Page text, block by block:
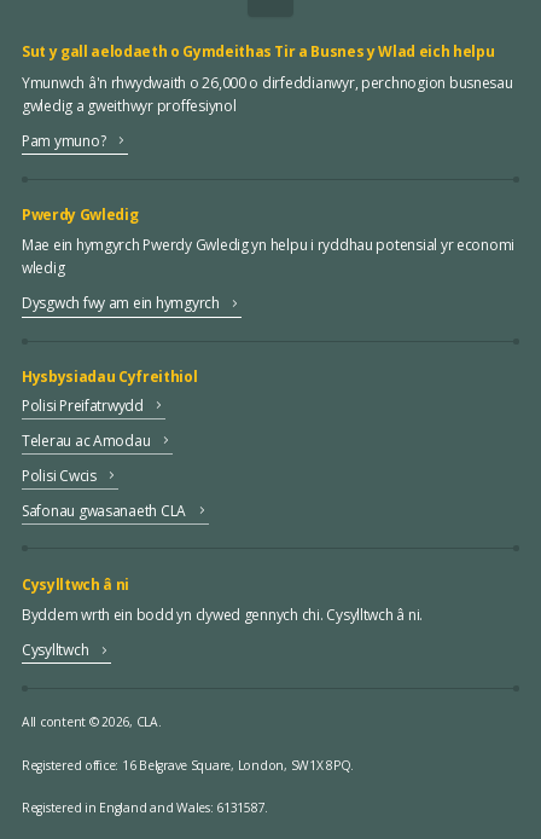
Sut y gall aelodaeth o Gymdeithas Tir a Busnes y Wlad eich helpu
Ymunwch â'n rhwydwaith o 26,000 o dirfeddianwyr, perchnogion busnesau
gwledig a gweithwyr proffesiynol
Pam ymuno?
Pwerdy Gwledig
Mae ein hymgyrch Pwerdy Gwledig yn helpu i ryddhau potensial yr economi
wledig
Dysgwch fwy am ein hymgyrch
Hysbysiadau Cyfreithiol
Polisi Preifatrwydd
Telerau ac Amodau
Polisi Cwcis
Safonau gwasanaeth CLA
Cysylltwch â ni
Byddem wrth ein bodd yn clywed gennych chi. Cysylltwch â ni.
Cysylltwch
All content © 2026, CLA.
Registered office: 16 Belgrave Square, London, SW1X 8PQ.
Registered in England and Wales: 6131587.